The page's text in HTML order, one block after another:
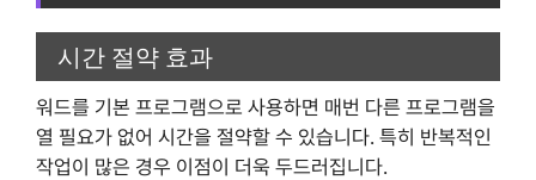
시간 절약 효과
워드를 기본 프로그램으로 사용하면 매번 다른 프로그램을
열 필요가 없어 시간을 절약할 수 있습니다. 특히 반복적인
작업이 많은 경우 이점이 더욱 두드러집니다.